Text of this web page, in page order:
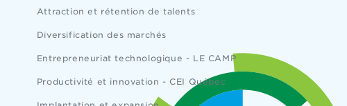
Attraction et rétention de talents
Diversification des marchés
Entrepreneuriat technologique - LE CAMP
Productivité et innovation - CEI Québec